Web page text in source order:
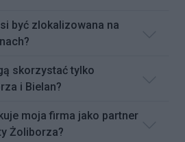
być zlokalizowana na
skorzystać tylko
i Bielan?
moja firma jako partner
Żoliborza?